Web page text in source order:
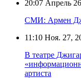
20:07 Апрель
СМИ: Армен
11:10 Ноя. 27,
В театре
артиста